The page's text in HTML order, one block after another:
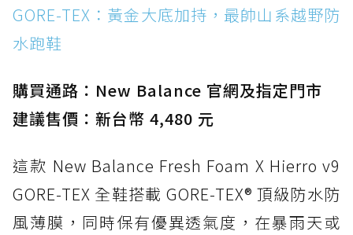
異大底與全防水厚底健走鞋
防水鞋推薦 15. Brooks Cascadia 19 GTX：注
GORE-TEX：黃金大底加持，最帥山系越野防
水跑鞋
購買通路：New Balance 官網及指定門市
建議售價：新台幣 4,480 元
這款 New Balance Fresh Foam X Hierro v9
GORE-TEX 全鞋搭載 GORE-TEX® 頂級防水防
風薄膜，同時保有優異透氣度，在暴雨天或